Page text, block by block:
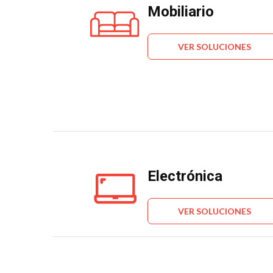
Mobiliario
VER SOLUCIONES
Electrónica
VER SOLUCIONES